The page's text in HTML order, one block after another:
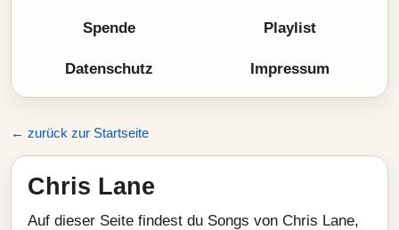
Spende Playlist
Datenschutz Impressum
← zurück zur Startseite
Chris Lane
Auf dieser Seite findest du Songs von Chris Lane,